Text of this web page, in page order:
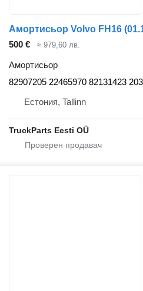
500 € ≈ 979,60 лв.
Амортисьор
82907205 22465970 82131423
Естония, Tallinn
TruckParts Eesti OÜ